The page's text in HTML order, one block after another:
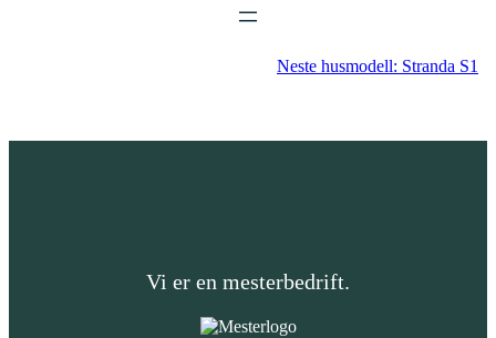
Neste husmodell: Stranda S1
Vi er en mesterbedrift.